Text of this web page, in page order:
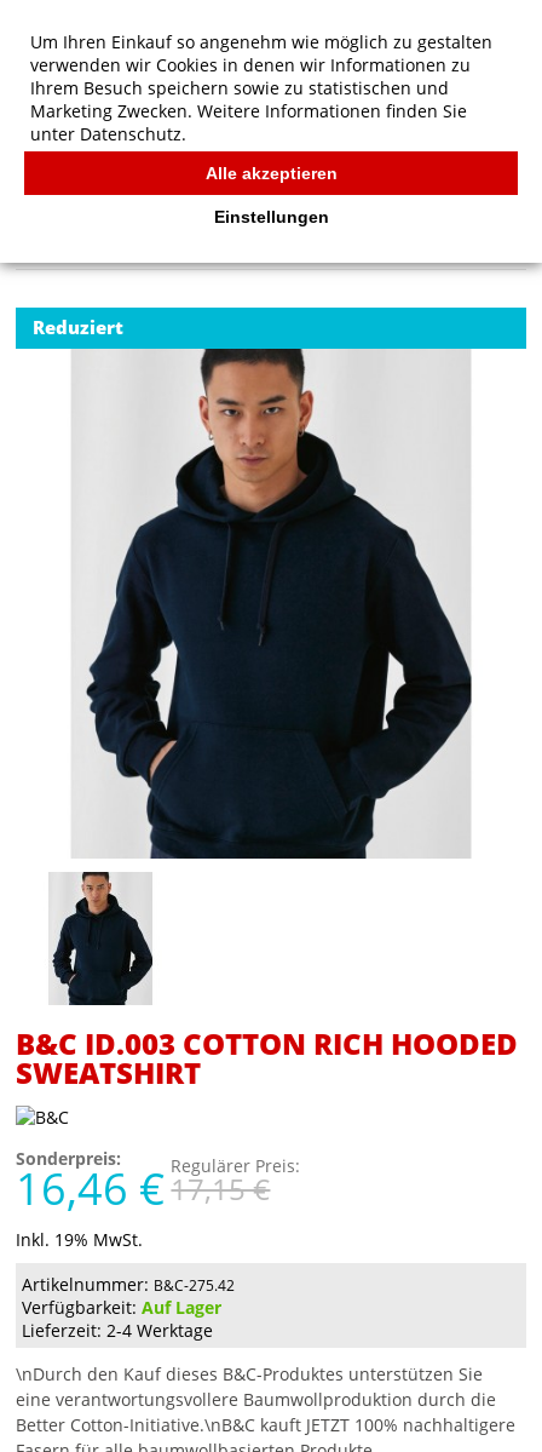
B&C ID.003 Cotton Rich Hooded Sweatshirt
Reduziert
B&C ID.003 COTTON RICH HOODED
SWEATSHIRT
Sonderpreis:
16,46 € Regulärer Preis:
17,15 €
Inkl. 19% MwSt.
Artikelnummer: B&C-275.42
Verfügbarkeit:Auf Lager
Lieferzeit: 2-4 Werktage
\nDurch den Kauf dieses B&C-Produktes unterstützen Sie
eine verantwortungsvollere Baumwollproduktion durch die
Better Cotton-Initiative.\nB&C kauft JETZT 100% nachhaltigere
Um Ihren Einkauf so angenehm wie möglich zu gestalten
verwenden wir Cookies in denen wir Informationen zu
Ihrem Besuch speichern sowie zu statistischen und
Marketing Zwecken. Weitere Informationen finden Sie
unter Datenschutz.
Alle akzeptieren
Einstellungen